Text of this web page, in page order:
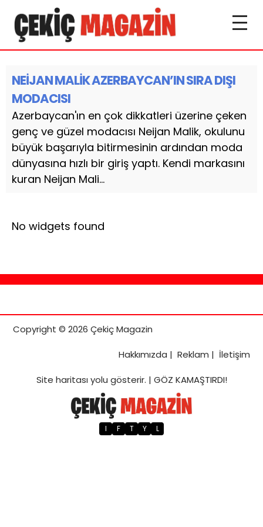
NEİJAN MALİK AZERBAYCAN’IN SIRA DIŞI
MODACISI
Azerbaycan'ın en çok dikkatleri üzerine çeken
genç ve güzel modacısı Neijan Malik, okulunu
büyük başarıyla bitirmesinin ardından moda
dünyasına hızlı bir giriş yaptı. Kendi markasını
kuran Neijan Mali...
No widgets found
Copyright © 2026 Çekiç Magazin
Hakkımızda | Reklam | İletişim
Site haritasıyolu gösterir. | GÖZ KAMAŞTIRDI!
I F T Y L